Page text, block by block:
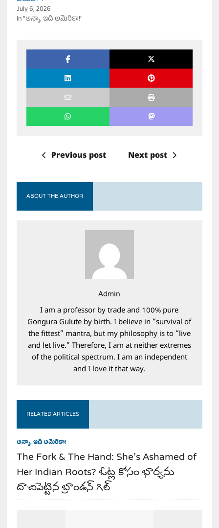
July 6, 2026
In "అన్నా, ఇది అమెరికా!"
Previous post Next post
ABOUT THE AUTHOR
Admin
I am a professor by trade and 100% pure
Gongura Gulute by birth. I believe in “survival of
the fittest” mantra, but my philosophy is to “live
and let live.” Therefore, I am at neither extremes
of the political spectrum. I am an independent
and I love it that way.
RELATED ARTICLES
అన్నా, ఇది అమెరికా!
The Fork & The Hand: She’s Ashamed of
Her Indian Roots? ఓట్ల కోసం భార్యను
దాచిపెట్టిన బ్రాండన్ గిల్